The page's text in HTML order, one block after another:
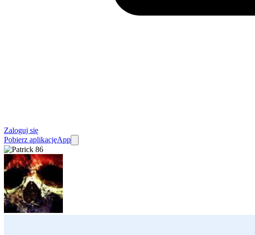
Zaloguj się
Pobierz aplikacjęApp